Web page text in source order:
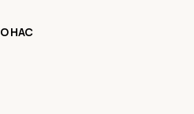
О НАС